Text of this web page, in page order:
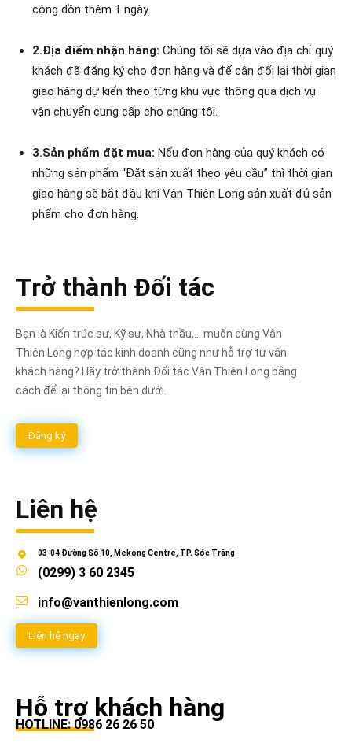
cộng dồn thêm 1 ngày.
2.Địa điểm nhận hàng: Chúng tôi sẽ dựa vào địa chỉ quý
khách đã đăng ký cho đơn hàng và để cân đối lại thời gian
giao hàng dự kiến theo từng khu vực thông qua dịch vụ
vận chuyển cung cấp cho chúng tôi.
3.Sản phẩm đặt mua: Nếu đơn hàng của quý khách có
những sản phẩm “Đặt sản xuất theo yêu cầu” thì thời gian
giao hàng sẽ bắt đầu khi Vân Thiên Long sản xuất đủ sản
phẩm cho đơn hàng.
Trở thành Đối tác
Bạn là Kiến trúc sư, Kỹ sư, Nhà thầu,... muốn cùng Vân
Thiên Long hợp tác kinh doanh cũng như hỗ trợ tư vấn
khách hàng? Hãy trở thành Đối tác Vân Thiên Long bằng
cách để lại thông tin bên dưới.
Đăng ký
Liên hệ
03-04 Đường Số 10, Mekong Centre, TP. Sóc Trăng
(0299) 3 60 2345
info@vanthienlong.com
Liên hệ ngay
Hỗ trợ khách hàng
HOTLINE: 0986 26 26 50